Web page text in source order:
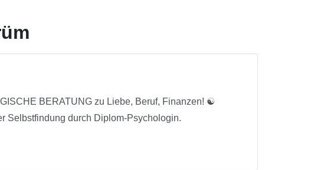
BERATUNG zu Liebe, Beruf, Finanzen! ☯
Selbstfindung durch Diplom-Psychologin.